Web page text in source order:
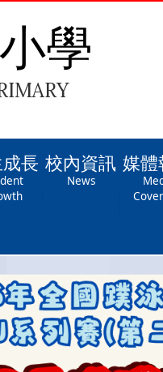
學
長 校內資訊
News
媒